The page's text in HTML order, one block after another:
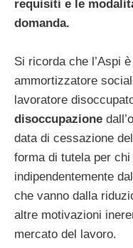
requisiti e le
domanda.
Si ricorda che l’Aspi
ammortizzatore
lavoratore
disoccupazione
data di cessazione
forma di tutela per
indipendentemente
che vanno dalla
altre motivazioni
mercato del lavoro.